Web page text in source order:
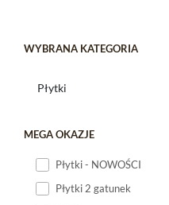
WYBRANA KATEGORIA
MEGA OKAZJE
Płytki - NOWOŚCI
Płytki 2 gatunek